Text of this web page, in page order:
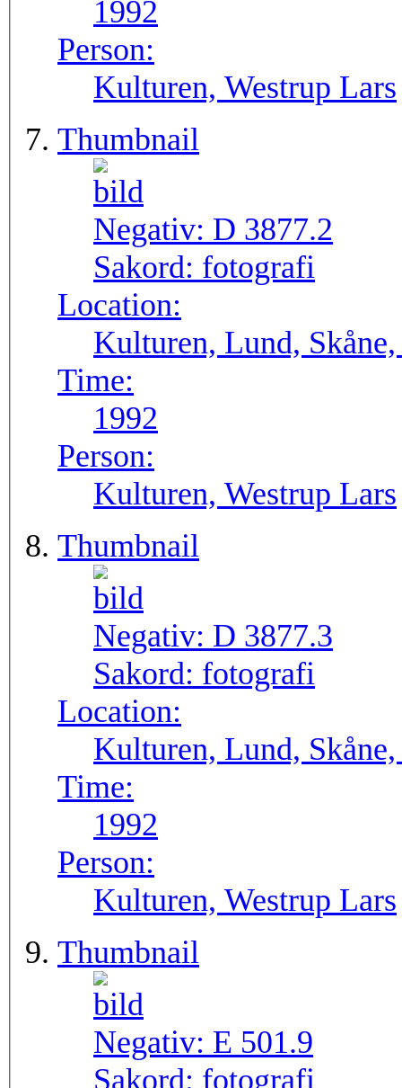
1992
Person:
Kulturen, Westrup Lars
Thumbnail
Negativ: D 3877.2
Sakord: fotografi
Location:
Kulturen, Lund,
Time:
1992
Person:
Kulturen, Westrup Lars
Thumbnail
Negativ: D 3877.3
Sakord: fotografi
Location:
Kulturen, Lund,
Time:
1992
Person:
Kulturen, Westrup Lars
Thumbnail
Negativ: E 501.9
Sakord: fotografi